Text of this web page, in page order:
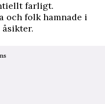
farligt.
och folk hamnade i